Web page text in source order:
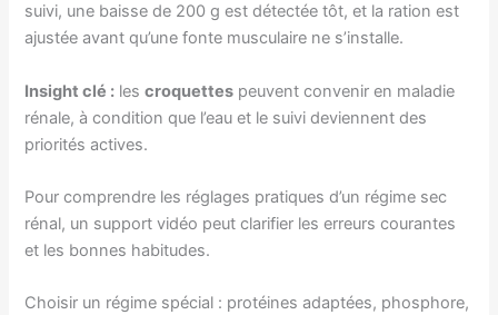
suivi, une baisse de 200 g est détectée tôt, et la ration est
ajustée avant qu’une fonte musculaire ne s’installe.
Insight clé : lescroquettes peuvent convenir en maladie
rénale, à condition que l’eau et le suivi deviennent des
priorités actives.
Pour comprendre les réglages pratiques d’un régime sec
rénal, un support vidéo peut clarifier les erreurs courantes
et les bonnes habitudes.
Choisir un régime spécial : protéines adaptées, phosphore,